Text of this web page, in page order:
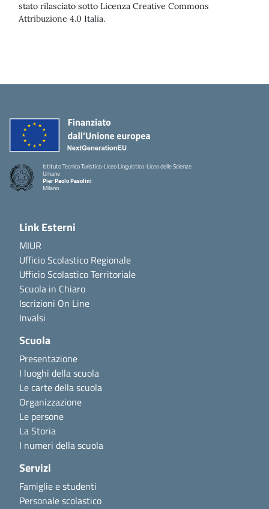
stato rilasciato sotto Licenza Creative Commons
Attribuzione 4.0 Italia.
Istituto Tecnico Turistico-Liceo Linguistico-Liceo delle Scienze
Umane
Pier Paolo Pasolini
Milano
Link Esterni
MIUR
Ufficio Scolastico Regionale
Ufficio Scolastico Territoriale
Scuola in Chiaro
Iscrizioni On Line
Invalsi
Scuola
Presentazione
I luoghi della scuola
Le carte della scuola
Organizzazione
Le persone
La Storia
I numeri della scuola
Servizi
Famiglie e studenti
Personale scolastico